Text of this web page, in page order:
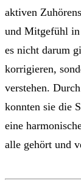
aktiven
und Mitgefühl in
es nicht darum
korrigieren,
verstehen.
konnten sie die
eine
alle gehört und